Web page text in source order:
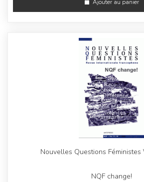
Ajouter au panier
Nouvelles Questions Féministes
NQF change!